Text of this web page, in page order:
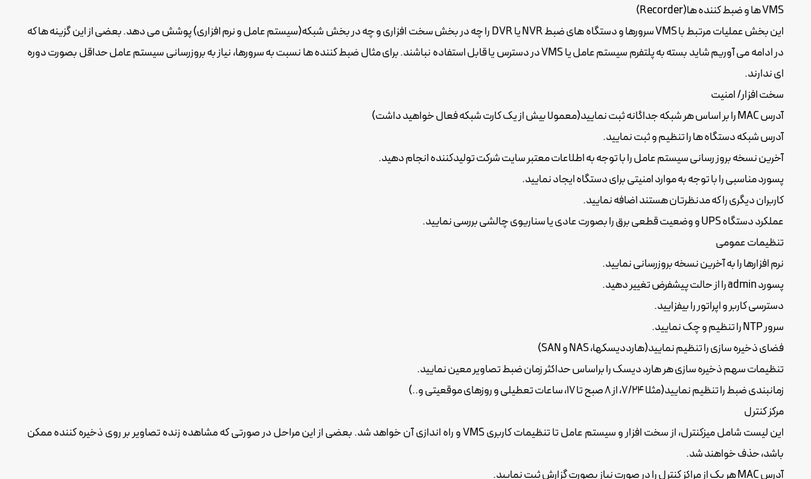
VMS ها و ضبط کننده ها(Recorder)
این بخش عملیات مرتبط با VMS سرورها و دستگاه های ضبط NVR یا DVR را چه در بخش سخت افزاری و چه در بخش شبکه(سیستم عامل و نرم افزاری) پوشش می دهد. بعضی از این گزینه ها که
در ادامه می آوریم شاید بسته به پلتفرم سیستم عامل یا VMS در دسترس یا قابل استفاده نباشند. برای مثال ضبط کننده ها نسبت به سرورها، نیاز به بروزرسانی سیستم عامل حداقل بصورت دوره
ای ندارند.
سخت افزار/ امنیت
آدرس MAC را بر اساس هر شبکه جداگانه ثبت نمایید(معمولا بیش از یک کارت شبکه فعال خواهید داشت)
آدرس شبکه دستگاه ها را تنظیم و ثبت نمایید.
آخرین نسخه بروز رسانی سیستم عامل را با توجه به اطلاعات معتبر سایت شرکت تولیدکننده انجام دهید.
پسورد مناسبی را با توجه به موارد امنیتی برای دستگاه ایجاد نمایید.
کاربران دیگری را که مدنظرتان هستند اضافه نمایید.
عملکرد دستگاه UPS و وضعیت قطعی برق را بصورت عادی یا سناریوی چالشی بررسی نمایید.
تنظیمات عمومی
نرم افزارها را به آخرین نسخه بروزرسانی نمایید.
پسورد admin را از حالت پیشفرض تغییر دهید.
دسترسی کاربر و اپراتور را بیفزایید.
سرور NTP را تنظیم و چک نمایید.
فضای ذخیره سازی را تنظیم نمایید(هارددیسکها، NAS و SAN)
تنظیمات سهم ذخیره سازی هر هارد دیسک را براساس حداکثر زمان ضبط تصاویر معین نمایید.
زمانبندی ضبط را تنظیم نمایید(مثلا 7/24، از 8 صبح تا 17، ساعات تعطیلی و روزهای موقعیتی و..)
مرکز کنترل
این لیست شامل میزکنترل، از سخت افزار و سیستم عامل تا تنظیمات کاربری VMS و راه اندازی آن خواهد شد. بعضی از این مراحل در صورتی که مشاهده زنده تصاویر بر روی ذخیره کننده ممکن
باشد، حذف خواهند شد.
آدرس MAC هر یک از مراکز کنترل را در صورت نیاز بصورت گزارش ثبت نمایید.